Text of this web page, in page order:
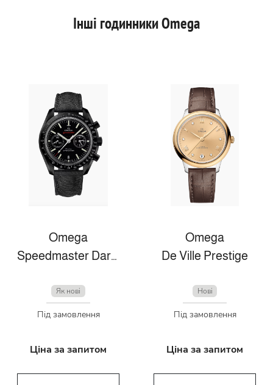
Інші годинники Omega
Omega
Speedmaster Dark Side Of The Moon
Як нові
Під замовлення
Ціна за запитом
Omega
De Ville Prestige
Нові
Під замовлення
Ціна за запитом